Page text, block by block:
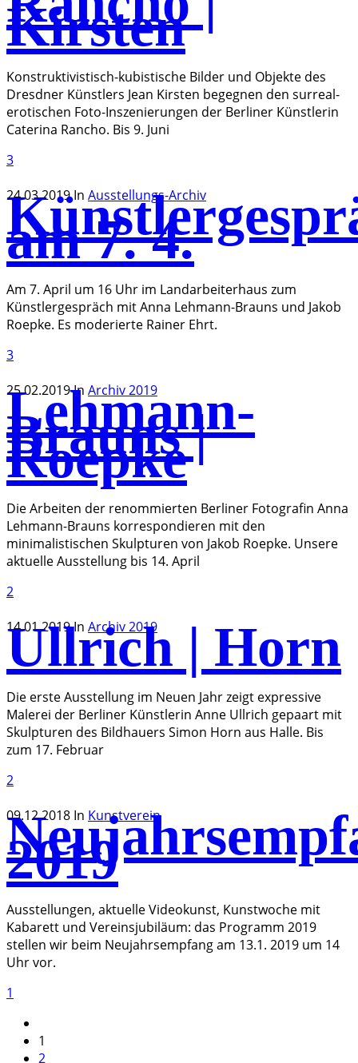
Kirsten
Konstruktivistisch-kubistische Bilder und Objekte des
Dresdner Künstlers Jean Kirsten begegnen den surreal-
erotischen Foto-Inszenierungen der Berliner Künstlerin
Caterina Rancho. Bis 9. Juni
3
24.03.2019 In Ausstellungs-Archiv
am 7. 4.
Am 7. April um 16 Uhr im Landarbeiterhaus zum
Künstlergespräch mit Anna Lehmann-Brauns und Jakob
Roepke. Es moderierte Rainer Ehrt.
3
25.02.2019In Archiv 2019
Lehmann-
Brauns |
Roepke
Die Arbeiten der renommierten Berliner Fotografin Anna
Lehmann-Brauns korrespondieren mit den
minimalistischen Skulpturen von Jakob Roepke. Unsere
aktuelle Ausstellung bis 14. April
2
14.01.2019In Archiv 2019
Ullrich | Horn
Die erste Ausstellung im Neuen Jahr zeigt expressive
Malerei der Berliner Künstlerin Anne Ullrich gepaart mit
Skulpturen des Bildhauers Simon Horn aus Halle. Bis
zum 17. Februar
2
09.12.2018 In Kunstverein
2019
Ausstellungen, aktuelle Videokunst, Kunstwoche mit
Kabarett und Vereinsjubiläum: das Programm 2019
stellen wir beim Neujahrsempfang am 13.1. 2019 um 14
Uhr vor.
1
1
2